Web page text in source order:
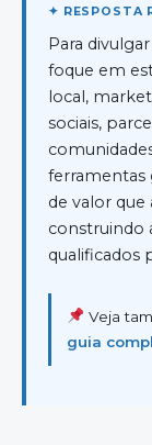
Para
foque em
local,
sociais,
ferramentas
de valor que
construindo
qualificados
Veja
guia